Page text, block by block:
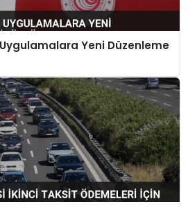
Yeni Düzenleme